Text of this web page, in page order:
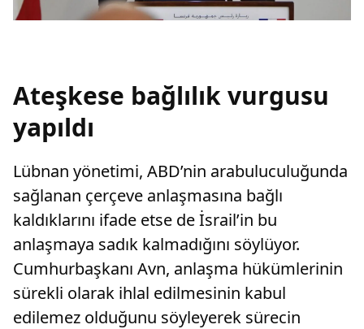
Ateşkese bağlılık vurgusu
yapıldı
Lübnan yönetimi, ABD’nin arabuluculuğunda
sağlanan çerçeve anlaşmasına bağlı
kaldıklarını ifade etse de İsrail’in bu
anlaşmaya sadık kalmadığını söylüyor.
Cumhurbaşkanı Avn, anlaşma hükümlerinin
sürekli olarak ihlal edilmesinin kabul
edilemez olduğunu söyleyerek sürecin